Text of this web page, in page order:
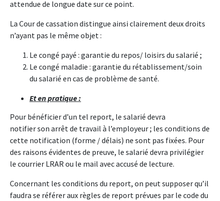
attendue de longue date sur ce point.
La Cour de cassation distingue ainsi clairement deux droits
n’ayant pas le même objet :
Le congé payé : garantie du repos/ loisirs du salarié ;
Le congé maladie : garantie du rétablissement/soin
du salarié en cas de problème de santé.
Et en pratique :
Pour bénéficier d’un tel report, le salarié devra
notifier son arrêt de travail à l’employeur ; les conditions de
cette notification (forme / délais) ne sont pas fixées. Pour
des raisons évidentes de preuve, le salarié devra privilégier
le courrier LRAR ou le mail avec accusé de lecture.
Concernant les conditions du report, on peut supposer qu’il
faudra se référer aux règles de report prévues par le code du